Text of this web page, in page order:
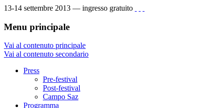
13-14 settembre 2013 — ingresso gratuito
Menu principale
Vai al contenuto principale
Vai al contenuto secondario
Press
Pre-festival
Post-festival
Campo Saz
Programma